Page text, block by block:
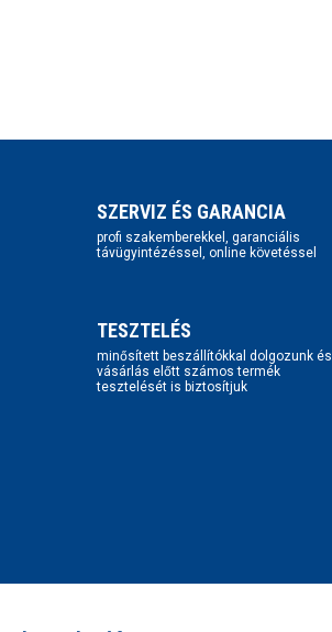
SZERVIZ ÉS GARANCIA
profi szakemberekkel, garanciális
távügyintézéssel, online követéssel
TESZTELÉS
minősített beszállítókkal dolgozunk és
vásárlás előtt számos termék
tesztelését is biztosítjuk